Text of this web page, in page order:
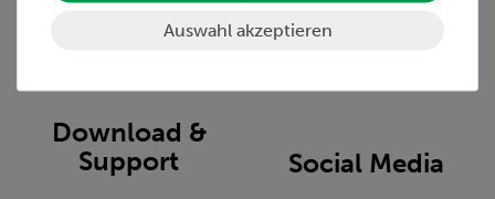
Datenschutz
Impressum
Download &
Support
Social Media
Auswahl akzeptieren